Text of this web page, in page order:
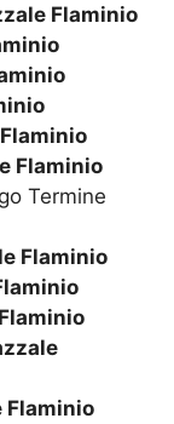
Flaminio
Flaminio
Termine
Flaminio
Flaminio